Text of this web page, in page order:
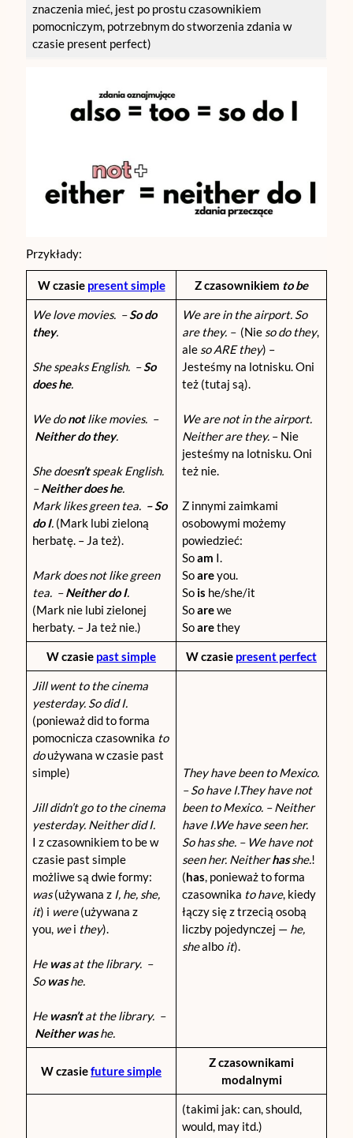
znaczenia mieć, jest po prostu czasownikiem
pomocniczym, potrzebnym do stworzenia zdania w
czasie present perfect)
Przykłady:
W czasie present simple Zczasownikiem to be
We love movies. –So do
they.
She speaks English. –So
does he.
We donotlike movies. –
Neither do they.
She doesn’tspeak English.
–Neither does he.
Mark likes green tea. – So
do I. (Mark lubi zieloną
herbatę. – Ja też).
Mark does not like green
tea. –Neither do I.
(Mark nie lubi zielonej
herbaty. – Ja też nie.)
We are in the airport. So
are they. – (Nie so do they,
ale so ARE they) –
Jesteśmy na lotnisku. Oni
też (tutaj są).
We are not in the airport.
Neither are they. – Nie
jesteśmy na lotnisku. Oni
też nie.
Z innymi zaimkami
osobowymi możemy
powiedzieć:
Soam I.
Soareyou.
So is he/she/it
Soarewe
Soarethey
W czasie past simple W czasie present perfect
Jill went to the cinema
yesterday. So did I.
(ponieważ did to forma
pomocnicza czasownika to
doużywana w czasie past
simple)
Jill didn’t go to the cinema
yesterday. Neither did I.
I z czasownikiem to be w
czasie past simple
możliwe są dwie formy:
was(używana z I, he, she,
it) i were(używana z
you, wei they).
He wasat the library. –
So washe.
He wasn’tat the library. –
Neither washe.
They have been to Mexico.
–So have I.They have not
been to Mexico. –Neither
have I.We have seen her.
So has she. – We have not
seen her. Neitherhasshe.!
(has, ponieważ to forma
czasownika to have, kiedy
łączy się z trzecią osobą
liczby pojedynczej — he,
shealbo it).
W czasiefuture simple
Z czasownikami
modalnymi
(takimi jak: can, should,
would, may itd.)